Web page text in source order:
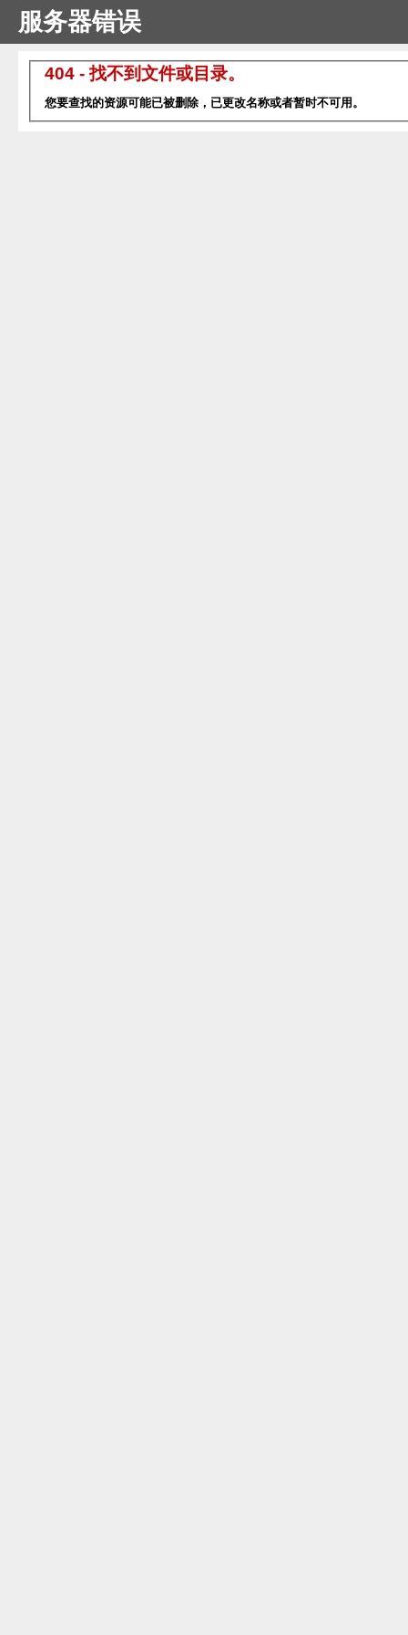
服务器错误
404 - 找不到文件或目录。
您要查找的资源可能已被删除，已更改名称或者暂时不可用。